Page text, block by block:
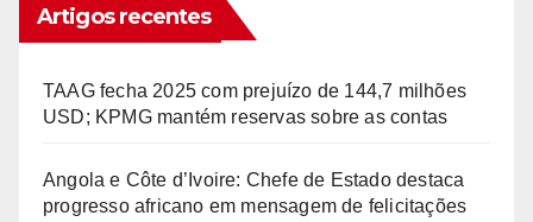
Artigos recentes
TAAG fecha 2025 com prejuízo de 144,7 milhões
USD; KPMG mantém reservas sobre as contas
Angola e Côte d’Ivoire: Chefe de Estado destaca
progresso africano em mensagem de felicitações